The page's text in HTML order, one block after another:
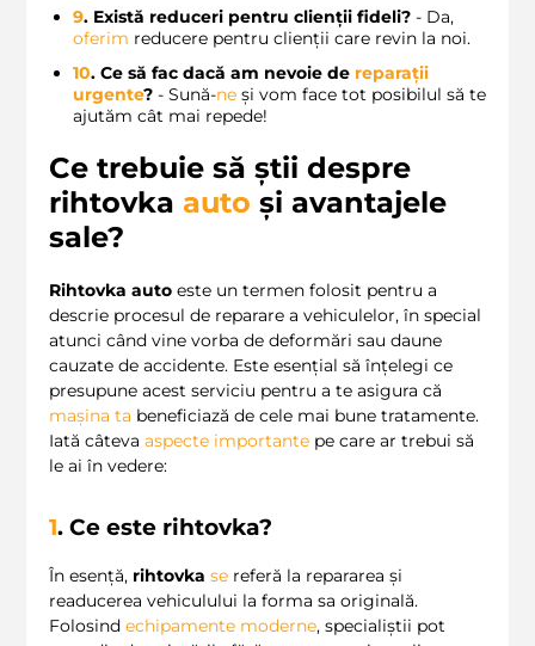
9. Există reduceri pentru clienții fideli? - Da,
oferim reducere pentru clienții care revin la noi.
10. Ce să fac dacă am nevoie de reparații
urgente? - Sună-ne și vom face tot posibilul să te
ajutăm cât mai repede!
Ce trebuie să știi despre
rihtovka auto și avantajele
sale?
Rihtovka auto este un termen folosit pentru a
descrie procesul de reparare a vehiculelor, în special
atunci când vine vorba de deformări sau daune
cauzate de accidente. Este esențial să înțelegi ce
presupune acest serviciu pentru a te asigura că
mașina ta beneficiază de cele mai bune tratamente.
Iată câteva aspecte importante pe care ar trebui să
le ai în vedere:
1. Ce este rihtovka?
În esență, rihtovka se referă la repararea și
readucerea vehiculului la forma sa originală.
Folosind echipamente moderne, specialiștii pot